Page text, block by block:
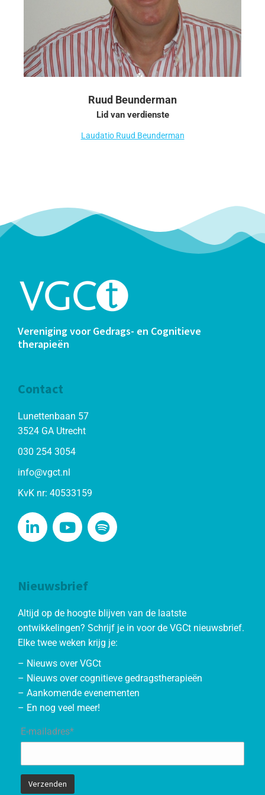
Ruud Beunderman
Lid van verdienste
Laudatio Ruud Beunderman
Vereniging voor Gedrags- en Cognitieve
therapieën
Contact
Lunettenbaan 57
3524 GA Utrecht
030 254 3054
info@vgct.nl
KvK nr: 40533159
Nieuwsbrief
Altijd op de hoogte blijven van de laatste
ontwikkelingen? Schrijf je in voor de VGCt nieuwsbrief.
Elke twee weken krijg je:
– Nieuws over VGCt
– Nieuws over cognitieve gedragstherapieën
– Aankomende evenementen
– En nog veel meer!
E-mailadres*